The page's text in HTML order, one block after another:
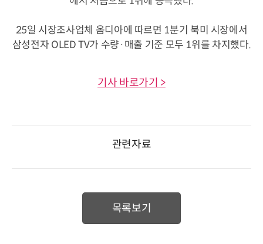
25일 시장조사업체 옴디아에 따르면 1분기 북미 시장에서
삼성전자 OLED TV가 수량·매출 기준 모두 1위를 차지했다.
기사 바로가기 >
관련자료
목록보기